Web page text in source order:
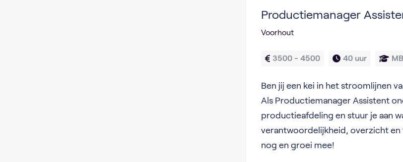
Productiemanager
Voorhout
3500 - 4500 40 uur
Ben jij een kei in het stroomlijnen
Als Productiemanager Assistent
productieafdeling en stuur je aan
verantwoordelijkheid, overzicht
nog en groei mee!